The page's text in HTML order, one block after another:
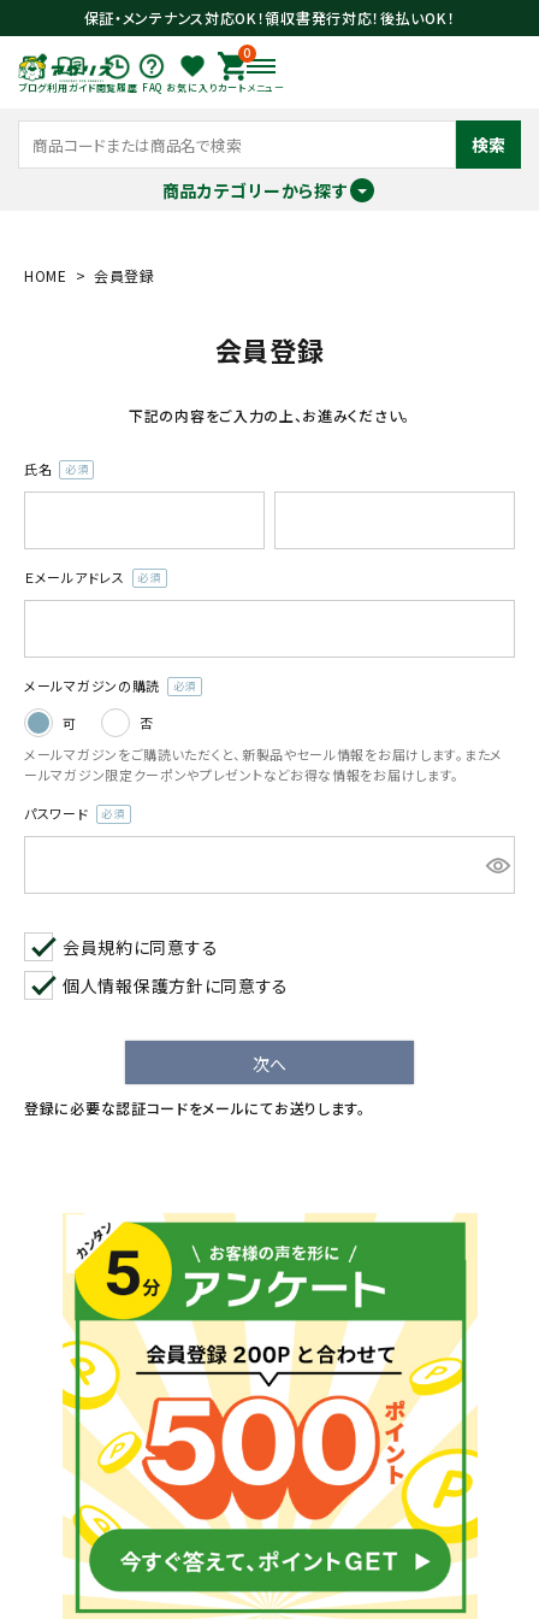
保証・メンテナンス対応OK！領収書発行対応！後払いOK！
ブログ利用ガイド閲覧履歴 FAQ お気に入り
0
カート メニュー
検索
商品カテゴリーから探す
meeting_room ログイン
search
お気に入り一覧
農業機械
農業資材
作業用品
レンタル
ブログ
FAQ
メールでのお問い合わせ
info@agriz.net
FAXでのご注文
0739-72-453224時間受付
HOME 会員登録
会員登録
下記の内容をご入力の上、お進みください。
氏名
(必
Ｅメールアドレス
(必
メールマガジンの購読
可
否
メールマガジンをご購読いただくと、新製品やセール情報をお届けします。またメ
ールマガジン限定クーポンやプレゼントなどお得な情報をお届けします。
パスワード
(必
会員規約に同意する
個人情報保護方針 に同意する
次へ
登録に必要な認証コードをメールにてお送りします。